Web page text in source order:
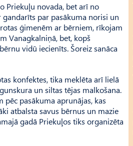
Priekuļu novada, bet arī no
par pasākuma norisi un
ģimenēm ar bērniem, rīkojam
Vanagkalniņā, bet, kopš
vidū iecienīts. Šoreiz sanāca
konfektes, tika meklēta arī lielā
un siltas tējas malkošana.
pēc pasākuma aprunājas, kas
atbalsta savus bērnus un mazie
gadā Priekuļos tiks organizēta